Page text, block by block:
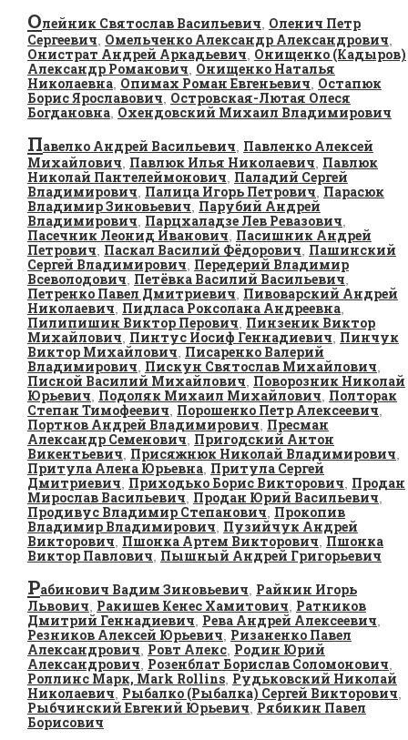
Олейник Святослав Васильевич, Оленич Петр
Сергеевич, Омельченко Александр Александрович,
Онистрат Андрей Аркадьевич, Онищенко (Кадыров)
Александр Романович, Онищенко Наталья
Николаевна, Опимах Роман Евгеньевич, Остапюк
Борис Ярославович, Островская-Лютая Олеся
Богдановна, Охендовский Михаил Владимирович
Павелко Андрей Васильевич, Павленко Алексей
Михайлович, Павлюк Илья Николаевич, Павлюк
Николай Пантелеймонович, Паладий Сергей
Владимирович, Палица Игорь Петрович, Парасюк
Владимир Зиновьевич, Парубий Андрей
Владимирович, Парцхаладзе Лев Ревазович,
Пасечник Леонид Иванович, Пасишник Андрей
Петрович, Паскал Василий Фёдорович, Пашинский
Сергей Владимирович, Передерий Владимир
Всеволодович, Петёвка Василий Васильевич,
Петренко Павел Дмитриевич, Пивоварский Андрей
Николаевич, Пидласа Роксолана Андреевна,
Пилипишин Виктор Перович, Пинзеник Виктор
Михайлович, Пинтус Иосиф Геннадиевич, Пинчук
Виктор Михайлович, Писаренко Валерий
Владимирович, Пискун Святослав Михайлович,
Писной Василий Михайлович, Поворозник Николай
Юрьевич, Подоляк Михаил Михайлович, Полторак
Степан Тимофеевич, Порошенко Петр Алексеевич,
Портнов Андрей Владимирович, Пресман
Александр Семенович, Пригодский Антон
Викентьевич, Присяжнюк Николай Владимирович,
Притула Алена Юрьевна, Притула Сергей
Дмитриевич, Приходько Борис Викторович, Продан
Мирослав Васильевич, Продан Юрий Васильевич,
Продивус Владимир Степанович, Прокопив
Владимир Владимирович, Пузийчук Андрей
Викторович, Пшонка Артем Викторович, Пшонка
Виктор Павлович, Пышный Андрей Григорьевич
Рабинович Вадим Зиновьевич, Райнин Игорь
Львович, Ракишев Кенес Хамитович, Ратников
Дмитрий Геннадиевич, Рева Андрей Алексеевич,
Резников Алексей Юрьевич, Ризаненко Павел
Александрович, Ровт Алекс, Родин Юрий
Александрович, Розенблат Борислав Соломонович,
Роллинс Марк, Mark Rollins, Рудьковский Николай
Николаевич, Рыбалко (Рыбалка) Сергей Викторович,
Рыбчинский Евгений Юрьевич, Рябикин Павел
Борисович